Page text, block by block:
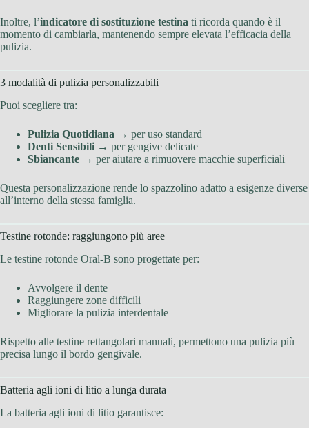
Inoltre, l’indicatore di sostituzione testina ti ricorda quando è il
momento di cambiarla, mantenendo sempre elevata l’efficacia della
pulizia.
3 modalità di pulizia personalizzabili
Puoi scegliere tra:
Pulizia Quotidiana → per uso standard
Denti Sensibili → per gengive delicate
Sbiancante → per aiutare a rimuovere macchie superficiali
Questa personalizzazione rende lo spazzolino adatto a esigenze diverse
all’interno della stessa famiglia.
Testine rotonde: raggiungono più aree
Le testine rotonde Oral-B sono progettate per:
Avvolgere il dente
Raggiungere zone difficili
Migliorare la pulizia interdentale
Rispetto alle testine rettangolari manuali, permettono una pulizia più
precisa lungo il bordo gengivale.
Batteria agli ioni di litio a lunga durata
La batteria agli ioni di litio garantisce: